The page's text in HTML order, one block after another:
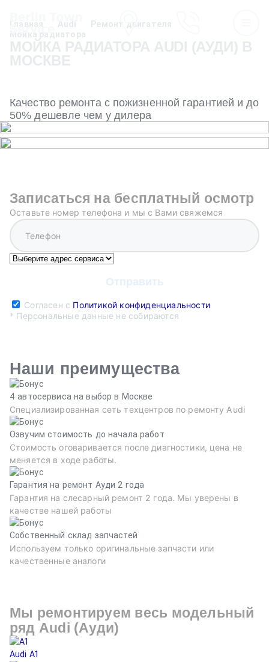
Главная Audi
Ремонт двигателя
Мойка радиатора
МОЙКА РАДИАТОРА AUDI (АУДИ) В
МОСКВЕ
Качество ремонта с пожизненной гарантией и до
50% дешевле чем у дилера
Записаться на бесплатный осмотр
Оставьте номер телефона и мы с Вами свяжемся
Согласен с Политикой конфиденциальности
* Персональные данные не собираются
Наши преимущества
4 автосервиса на выбор в Москве
Специализированная сеть техцентров по ремонту Audi
Озвучим стоимость до начала работ
Стоимость оговаривается после диагностики, цена не
меняется в ходе работы.
Гарантия на ремонт Ауди 2 года
Гарантия на слесарный ремонт 2 года. Мы уверены в
качестве нашей работы
Собственный склад запчастей
Используем только оригинальные запчасти или
качественные аналоги
Мы ремонтируем весь модельный
ряд Audi (Ауди)
Audi A1